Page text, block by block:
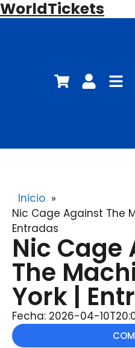
WorldTickets
Inicio »
Nic Cage Against The
Entradas
Nic Cage
The
York |
Fecha: 2026-04-